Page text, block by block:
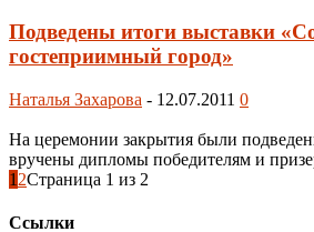
Подведены итоги выставки
гостеприимный город»
Наталья Захарова - 12.07.2011 0
На церемонии закрытия были
вручены дипломы победителям и
1 2Страница 1 из 2
Ссылки